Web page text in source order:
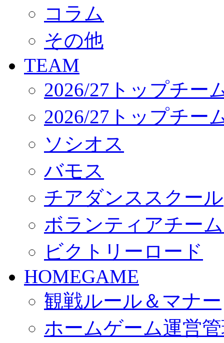
パートナー募集
クラブ理念
サステナビリティ
Web制作支援
応援プロジェクト
コラム
その他
TEAM
2026/27トップチー
2026/27トップチー
ソシオス
バモス
チアダンススクール
ボランティアチー
ビクトリーロード
HOMEGAME
観戦ルール＆マナー
ホームゲーム運営